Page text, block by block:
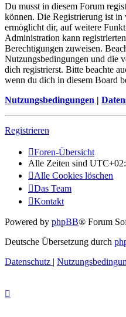
Du musst in diesem Forum
können. Die Registrierung ist
ermöglicht dir, auf weitere
Administration kann
Berechtigungen zuweisen.
Nutzungsbedingungen und die
dich registrierst. Bitte beachte
wenn du dich in diesem Board
Nutzungsbedingungen |
Registrieren
Foren-Übersicht
Alle Zeiten sind
Alle Cookies löschen
Das Team
Kontakt
Powered by phpBB® Forum
Deutsche Übersetzung durch
Datenschutz |